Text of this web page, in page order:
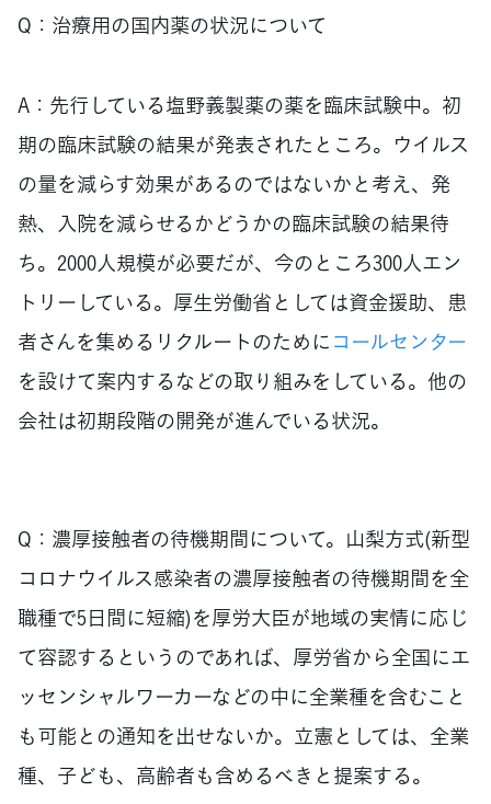
Q：治療用の国内薬の状況について
A：先行している塩野義製薬の薬を臨床試験中。初
期の臨床試験の結果が発表されたところ。ウイルス
の量を減らす効果があるのではないかと考え、発
熱、入院を減らせるかどうかの臨床試験の結果待
ち。2000人規模が必要だが、今のところ300人エン
トリーしている。厚生労働省としては資金援助、患
者さんを集めるリクルートのためにコールセンター
を設けて案内するなどの取り組みをしている。他の
会社は初期段階の開発が進んでいる状況。
Q：濃厚接触者の待機期間について。山梨方式(新型
コロナウイルス感染者の濃厚接触者の待機期間を全
職種で5日間に短縮)を厚労大臣が地域の実情に応じ
て容認するというのであれば、厚労省から全国にエ
ッセンシャルワーカーなどの中に全業種を含むこと
も可能との通知を出せないか。立憲としては、全業
種、子ども、高齢者も含めるべきと提案する。